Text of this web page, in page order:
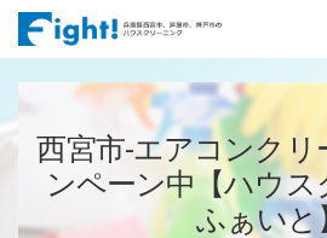
西宮市-エアコンクリ
ンペーン中【ハウ
ふぁいと